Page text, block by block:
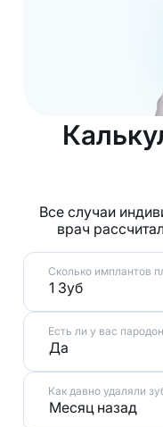
Все случаи
врач
Сколько имплантов
1 Зуб
Есть ли у вас
Да
Как давно удаляли
Месяц назад